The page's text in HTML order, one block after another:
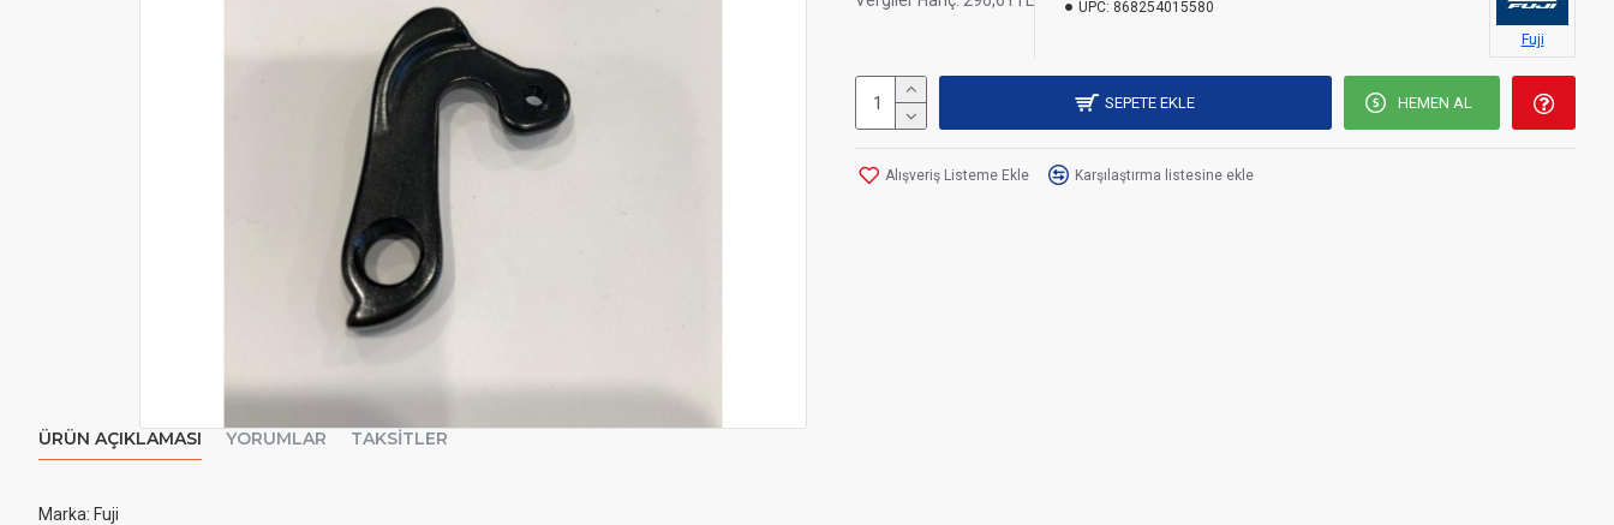
UPC: 868254015580
Fuji
SEPETE EKLE HEMEN AL
Alışveriş Listeme Ekle Karşılaştırma listesine ekle
ÜRÜN AÇIKLAMASI YORUMLAR TAKSITLER
Marka: Fuji